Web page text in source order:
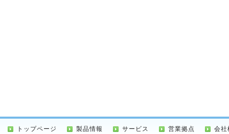
トップページ 製品情報 サービス 営業拠点 会社